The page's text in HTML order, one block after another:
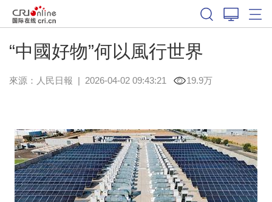
“中國好物”何以風行世界
來源： 人民日報 | 2026-04-02 09:43:21 19.9万